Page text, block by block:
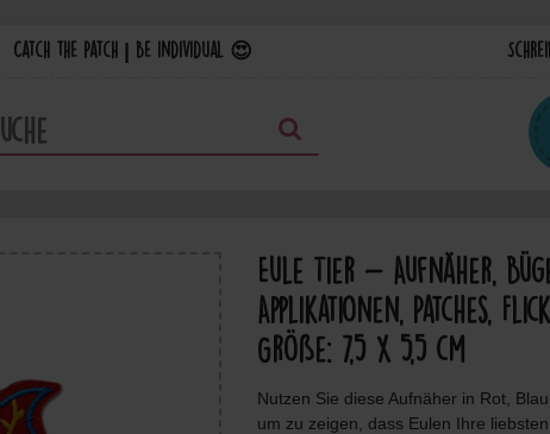
Catch the Patch | Be individual 😍
Eule Tier - Aufnäher,
Applikationen, Patches,
Größe: 7,5 x 5,5 cm
Nutzen Sie diese Aufnäher in Rot,
um zu zeigen, dass Eulen Ihre